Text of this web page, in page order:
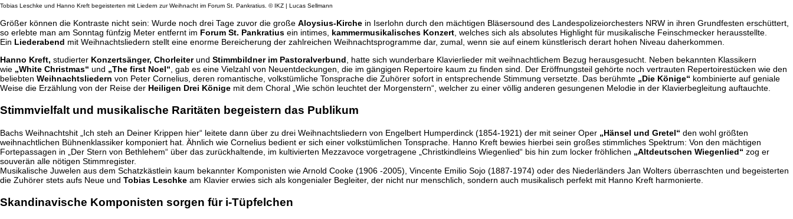
Tobias Leschke und Hanno Kreft begeisterten mit Liedern zur Weihnacht im Forum St. Pankratius. © IKZ | Lucas Sellmann
Größer können die Kontraste nicht sein: Wurde noch drei Tage zuvor die große Aloysius-Kirche in Iserlohn durch den mächtigen Bläsersound des Landespolizeiorchesters NRW in ihren Grundfesten erschüttert,
so erlebte man am Sonntag fünfzig Meter entfernt im Forum St. Pankratius ein intimes, kammermusikalisches Konzert, welches sich als absolutes Highlight für musikalische Feinschmecker herausstellte.
Ein Liederabend mit Weihnachtsliedern stellt eine enorme Bereicherung der zahlreichen Weihnachtsprogramme dar, zumal, wenn sie auf einem künstlerisch derart hohen Niveau daherkommen.
Hanno Kreft, studierter Konzertsänger, Chorleiterund Stimmbildner im Pastoralverbund, hatte sich wunderbare Klavierlieder mit weihnachtlichem Bezug herausgesucht. Neben bekannten Klassikern
wie „White Christmas“ und „The first Noel“, gab es eine Vielzahl von Neuentdeckungen, die im gängigen Repertoire kaum zu finden sind. Der Eröffnungsteil gehörte noch vertrauten Repertoirestücken wie den
beliebten Weihnachtsliedern von Peter Cornelius, deren romantische, volkstümliche Tonsprache die Zuhörer sofort in entsprechende Stimmung versetzte. Das berühmte „Die Könige“ kombinierte auf geniale
Weise die Erzählung von der Reise der Heiligen Drei Könige mit dem Choral „Wie schön leuchtet der Morgenstern“, welcher zu einer völlig anderen gesungenen Melodie in der Klavierbegleitung auftauchte.
Stimmvielfalt und musikalische Raritäten begeistern das Publikum
Bachs Weihnachtshit „Ich steh an Deiner Krippen hier“ leitete dann über zu drei Weihnachtsliedern von Engelbert Humperdinck (1854-1921) der mit seiner Oper „Hänsel und Gretel“ den wohl größten
weihnachtlichen Bühnenklassiker komponiert hat. Ähnlich wie Cornelius bedient er sich einer volkstümlichen Tonsprache. Hanno Kreft bewies hierbei sein großes stimmliches Spektrum: Von den mächtigen
Fortepassagen in „Der Stern von Bethlehem“ über das zurückhaltende, im kultivierten Mezzavoce vorgetragene „Christkindleins Wiegenlied“ bis hin zum locker fröhlichen „Altdeutschen Wiegenlied“ zog er
souverän alle nötigen Stimmregister.
Musikalische Juwelen aus dem Schatzkästlein kaum bekannter Komponisten wie Arnold Cooke (1906 -2005), Vincente Emilio Sojo (1887-1974) oder des Niederländers Jan Wolters überraschten und begeisterten
die Zuhörer stets aufs Neue und Tobias Leschke am Klavier erwies sich als kongenialer Begleiter, der nicht nur menschlich, sondern auch musikalisch perfekt mit Hanno Kreft harmonierte.
Skandinavische Komponisten sorgen für i-Tüpfelchen